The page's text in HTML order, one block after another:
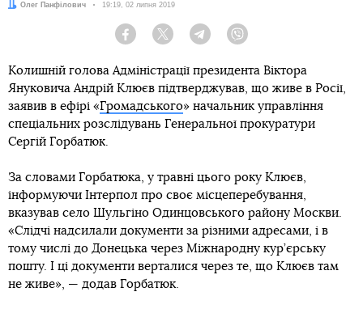
Автор:
Олег Панфілович Дата:
19:19, 02 липня 2019
Facebook Twitter Telegram
Колишній голова Адміністрації президента Віктора
Януковича Андрій Клюєв підтверджував, що живе в Росії,
заявив в ефірі «Громадського» начальник управління
спеціальних розслідувань Генеральної прокуратури
Сергій Горбатюк.
За словами Горбатюка, у травні цього року Клюєв,
інформуючи Інтерпол про своє місцеперебування,
вказував село Шульгіно Одинцовського району Москви.
«Слідчі надсилали документи за різними адресами, і в
тому числі до Донецька через Міжнародну кур’єрську
пошту. І ці документи верталися через те, що Клюєв там
не живе», — додав Горбатюк.